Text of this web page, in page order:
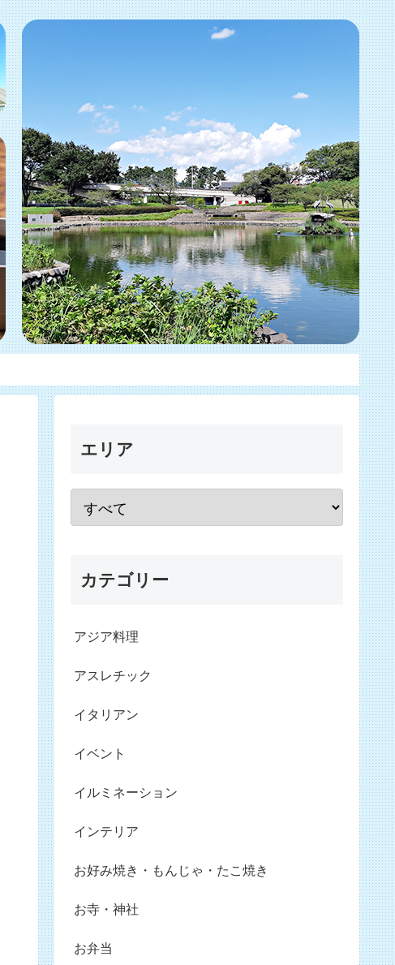
エリア
カテゴリー
アジア料理
アスレチック
イタリアン
イベント
イルミネーション
インテリア
お好み焼き・もんじゃ・たこ焼き
お寺・神社
お弁当